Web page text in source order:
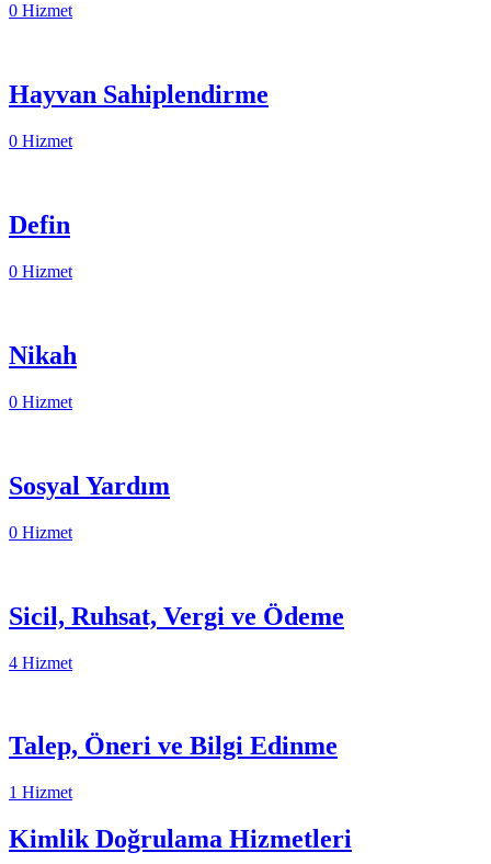
0 Hizmet
Hayvan Sahiplendirme
0 Hizmet
Defin
0 Hizmet
Nikah
0 Hizmet
Sosyal Yardım
0 Hizmet
Sicil, Ruhsat, Vergi ve Ödeme
4 Hizmet
Talep, Öneri ve Bilgi Edinme
1 Hizmet
Kimlik Doğrulama Hizmetleri